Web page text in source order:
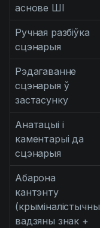
аснове ШІ
Ручная разбіўка
сцэнарыя
Рэдагаванне
сцэнарыя ў
застасунку
Анатацыі і
каментарыі да
сцэнарыя
Абарона
кантэнту
(крыміналістычны
вадзяны знак +